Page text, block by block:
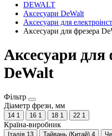
DEWALT
Аксесуари DeWalt
Аксесуари для
Аксесуари для фрезера
Аксесуари для
DeWalt
Фільтр
Діаметр фрези, мм
14 1 16 1 18 1 22 1
Країна-виробник
Італія 13 Тайвань (Китай) 4